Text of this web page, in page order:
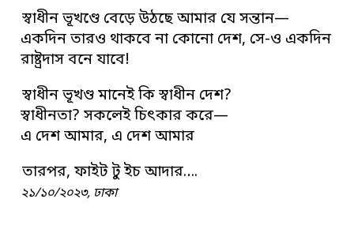
স্বাধীন ভূখণ্ডে বেড়ে উঠছে আমার যে সন্তান—
একদিন তারও থাকবে না কোনো দেশ, সে-ও একদিন
রাষ্ট্রদাস বনে যাবে!
স্বাধীন ভূখণ্ড মানেই কি স্বাধীন দেশ?
স্বাধীনতা? সকলেই চিৎকার করে—
এ দেশ আমার, এ দেশ আমার
তারপর, ফাইট টু ইচ আদার….
২১/১০/২০২৩, ঢাকা